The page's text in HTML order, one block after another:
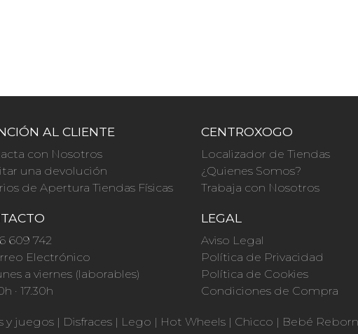
AL CLIENTE
con Nosotros
una devolución
de Apertura Tiendas Físicas
609 742
Electrónico
a viernes (laborables)
· 17.30h
CENTROXOGO
Localizador de Tiendas
¿Quienes Somos?
Trabaja con Nosotros
LEGAL
Aviso Legal
Política de Privacidad
Política de Cookies
Condiciones de Compra
y juegos | Disfraces | Lego | Hot Wheels | Chicco | Bebé Reborn